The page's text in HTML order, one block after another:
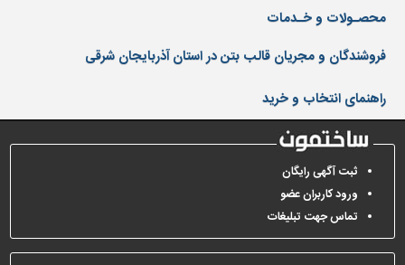
نرده
و
حفاظ
کفپوش
و
سنگ
سرویس
بهداشتی
ابزار،یراق
و
محصـولات و خـدمات
فروشندگان و مجریان قالب بتن در استان آذربایجان شرقی
راهنمای انتخاب و خرید
ثبت آگهی رایگان
ورود کاربران عضو
تماس جهت تبلیغات